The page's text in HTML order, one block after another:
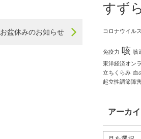
お盆休みのお知らせ
すず
コロナウイルス
免疫力 咳 咳
東洋経済オン
立ちくらみ 血
起立性調節障
アーカ
ア